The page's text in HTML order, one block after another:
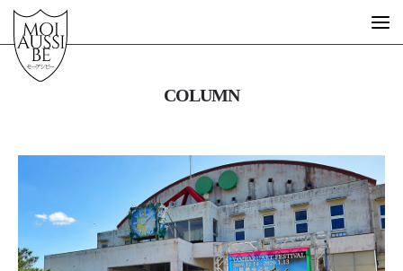
GUEST ARTIST
FREE SCHOOL
STORE
COLUMN